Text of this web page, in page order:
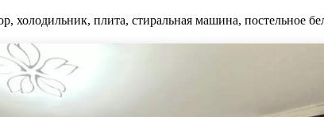
холодильник, плита, стиральная машина, постельное